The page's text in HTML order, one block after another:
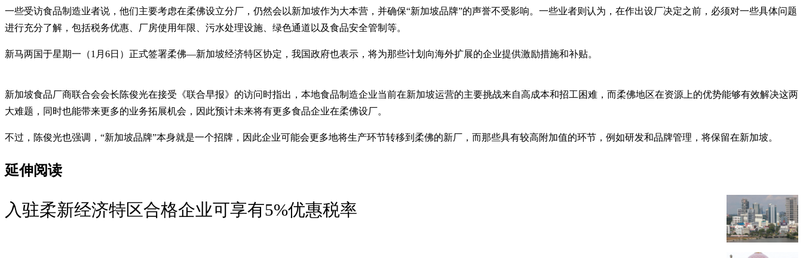
一些受访食品制造业者说，他们主要考虑在柔佛设立分厂，仍然会以新加坡作为大本营，并确保“新加坡品牌”的声誉不受影响。一些业者则认为，在作出设厂决定之前，必须对一些具体问题
进行充分了解，包括税务优惠、厂房使用年限、污水处理设施、绿色通道以及食品安全管制等。
新马两国于星期一（1月6日）正式签署柔佛—新加坡经济特区协定，我国政府也表示，将为那些计划向海外扩展的企业提供激励措施和补贴。
新加坡食品厂商联合会会长陈俊光在接受《联合早报》的访问时指出，本地食品制造企业当前在新加坡运营的主要挑战来自高成本和招工困难，而柔佛地区在资源上的优势能够有效解决这两
大难题，同时也能带来更多的业务拓展机会，因此预计未来将有更多食品企业在柔佛设厂。
不过，陈俊光也强调，“新加坡品牌”本身就是一个招牌，因此企业可能会更多地将生产环节转移到柔佛的新厂，而那些具有较高附加值的环节，例如研发和品牌管理，将保留在新加坡。
延伸阅读
入驻柔新经济特区合格企业可享有5%优惠税率